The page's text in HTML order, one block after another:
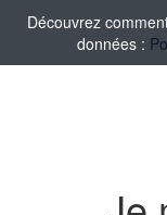
Découvrez
données :